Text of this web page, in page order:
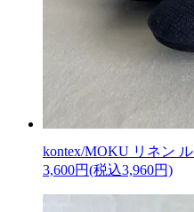
kontex/MOKU リネン
3,600円(税込3,960円)